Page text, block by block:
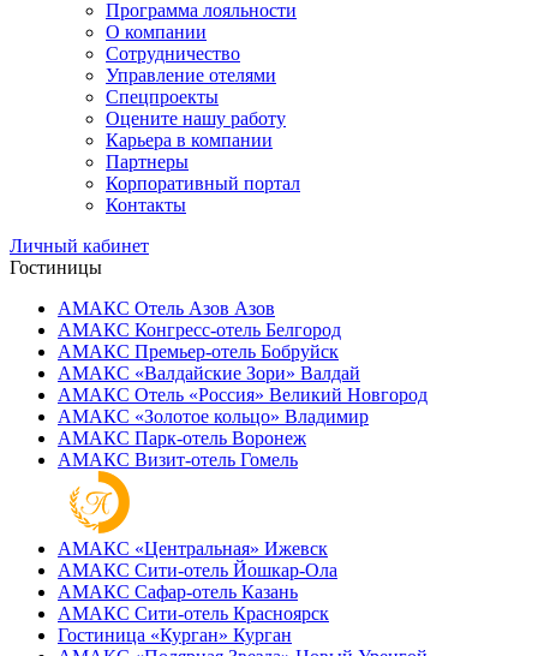
Программа лояльности
О компании
Сотрудничество
Управление отелями
Спецпроекты
Оцените нашу работу
Карьера в компании
Партнеры
Корпоративный портал
Контакты
Личный кабинет
Гостиницы
АМАКС Отель ‎Азов Азов
АМАКС Конгресс-отель Белгород
АМАКС Премьер-отель Бобруйск
АМАКС «‎Валдайские Зори» Валдай
АМАКС Отель «‎Россия» Великий Новгород
АМАКС «‎Золотое кольцо» Владимир
АМАКС Парк-отель Воронеж
АМАКС Визит-отель Гомель
АМАКС «‎Центральная» Ижевск
АМАКС Сити-отель Йошкар-Ола
АМАКС Сафар-отель Казань
АМАКС Сити-отель Красноярск
Гостиница «‎Курган» Курган